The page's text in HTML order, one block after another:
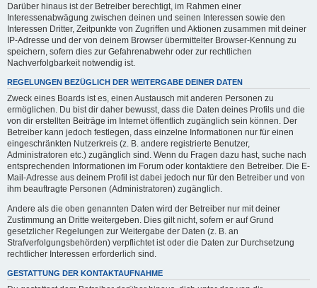
Darüber hinaus ist der Betreiber berechtigt, im Rahmen einer
Interessenabwägung zwischen deinen und seinen Interessen sowie den
Interessen Dritter, Zeitpunkte von Zugriffen und Aktionen zusammen mit deiner
IP-Adresse und der von deinem Browser übermittelter Browser-Kennung zu
speichern, sofern dies zur Gefahrenabwehr oder zur rechtlichen
Nachverfolgbarkeit notwendig ist.
REGELUNGEN BEZÜGLICH DER WEITERGABE DEINER DATEN
Zweck eines Boards ist es, einen Austausch mit anderen Personen zu
ermöglichen. Du bist dir daher bewusst, dass die Daten deines Profils und die
von dir erstellten Beiträge im Internet öffentlich zugänglich sein können. Der
Betreiber kann jedoch festlegen, dass einzelne Informationen nur für einen
eingeschränkten Nutzerkreis (z. B. andere registrierte Benutzer,
Administratoren etc.) zugänglich sind. Wenn du Fragen dazu hast, suche nach
entsprechenden Informationen im Forum oder kontaktiere den Betreiber. Die E-
Mail-Adresse aus deinem Profil ist dabei jedoch nur für den Betreiber und von
ihm beauftragte Personen (Administratoren) zugänglich.
Andere als die oben genannten Daten wird der Betreiber nur mit deiner
Zustimmung an Dritte weitergeben. Dies gilt nicht, sofern er auf Grund
gesetzlicher Regelungen zur Weitergabe der Daten (z. B. an
Strafverfolgungsbehörden) verpflichtet ist oder die Daten zur Durchsetzung
rechtlicher Interessen erforderlich sind.
GESTATTUNG DER KONTAKTAUFNAHME